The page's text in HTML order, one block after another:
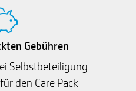
Gebühren
Selbstbeteiligung
den Care Pack